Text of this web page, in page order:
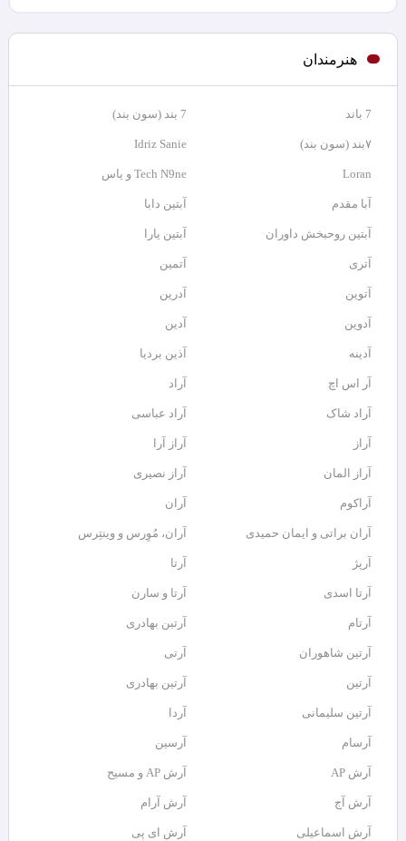
هنرمندان
7 باند 7 بند (سون بند)
۷بند (سون بند) Idriz Sanie
Loran Tech N9ne و یاس
آبا مقدم آبتین دابا
آبتین روحبخش داوران آبتین یارا
آتری آتمین
آتوین آدرین
آدوین آدین
آدینه آذین بردیا
آر اس اچ آراد
آراد شاک آراد عباسی
آراز آراز آرا
آراز المان آراز نصیری
آراکوم آران
آران براتی و ایمان حمیدی آران، مُوِرس و وینتِرس
آرپژ آرتا
آرتا اسدی آرتا و سارن
آرتام آرتبن بهادری
آرتين شاهوران آرتی
آرتین آرتین بهادری
آرتین سلیمانی آردا
آرسام آرسین
آرش AP آرش AP و مسیح
آرش آج آرش آرام
آرش اسماعیلی آرش ای پی